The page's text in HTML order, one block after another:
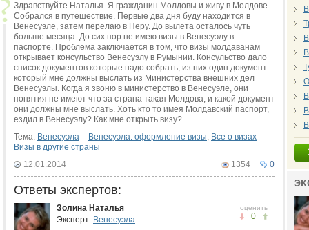
Здравствуйте Наталья. Я гражданин Молдовы и живу в Молдове.
Собрался в путешествие. Первые два дня буду находится в
Венесуэле, затем перелаю в Перу. До вылета осталось чуть
больше месяца. До сих пор не имею визы в Венесуэлу в
паспорте. Проблема заключается в том, что визы молдаванам
открывает консульство Венесуэлу в Румынии. Консульство дало
список документов которые надо собрать, из них один документ
который мне должны выслать из Министерства внешних дел
Венесуэлы. Когда я звоню в министерство в Венесуэле, они
понятия не имеют что за страна такая Молдова, и какой документ
они должны мне выслать. Хоть кто то имея Молдавский паспорт,
ездил в Венесуэлу? Как мне открыть визу?
Тема: Венесуэла – Венесуэла: оформление визы, Все о визах –
Визы в другие страны
0
1354
12.01.2014
Ответы экспертов:
оценить
0
Золина Наталья
Эксперт: Венесуэла